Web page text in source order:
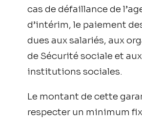
cas de défaillance de
d’intérim, le paiement
dues aux salariés, aux
de Sécurité sociale et aux
institutions sociales.
Le montant de cette
respecter un minimum